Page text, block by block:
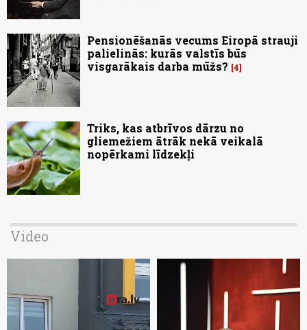
Pensionēšanās vecums Eiropā strauji
palielinās: kurās valstīs būs
visgarākais darba mūžs? 4
Triks, kas atbrīvos dārzu no
gliemežiem ātrāk nekā veikalā
nopērkami līdzekļi
Video